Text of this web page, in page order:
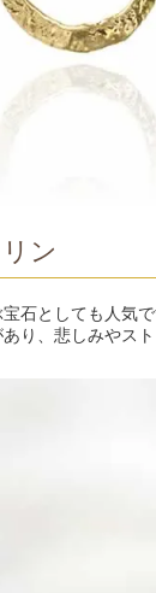
ン
石としても人気で
り、悲しみやス